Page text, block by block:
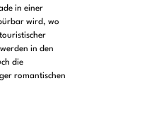
in einer
wird, wo
in den
die
romantischen